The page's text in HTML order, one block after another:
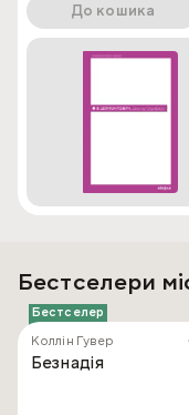
До кошика
Бестселери
Бестселер
Коллін Гувер
Безнадія